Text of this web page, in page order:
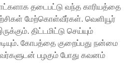
தடைபட்டு வந்த காரியத்தை
மேற்கொள்வீர்கள். வெளியூர்
திட்டமிட்டு செய்யும்
கோபத்தை குறைப்பது நன்மை
பழகும் போது கவனம்